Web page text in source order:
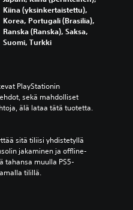
Kiina (yksinkertaistettu),
Korea, Portugali (Brasilia),
Ranska (Ranska), Saksa,
Suomi, Turkki
PlayStationin
sekä mahdolliset
älä lataa tätä tuotetta.
sitä tiliisi yhdistetyllä
jakaminen ja offline-
tahansa muulla PS5-
tilillä.